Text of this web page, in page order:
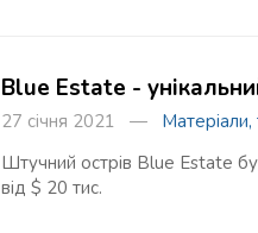
Blue Estate -
27 січня 2021 — Матеріали,
Штучний острів Blue Estate
від $ 20 тис.